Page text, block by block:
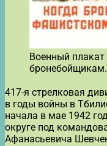
Военный
бронебойщикам.
417-я стрелковая
в годы войны в
начала в мае 1942
округе под
Афанасьевича